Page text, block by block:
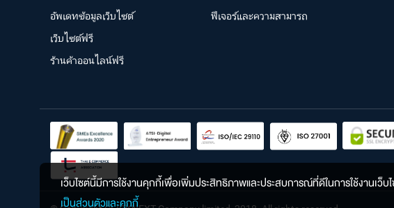
อัพเดทข้อมูลเว็บไซต์
เว็บไซต์ฟรี
ร้านค้าออนไลน์ฟรี
ฟีเจอร์และความสามารถ
เว็บไซต์นี้มีการใช้งานคุกกี้เพื่อเพิ่มประสิทธิภาพและประสบการณ์ที่ดีในการใช้งานเว็
เป็นส่วนตัวและคุกกี้